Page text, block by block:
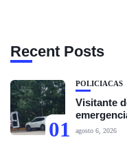
Recent Posts
01
POLICIACAS
Visitante
agosto 6, 2026